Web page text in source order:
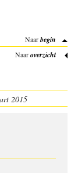
Naarbegin
Naaroverzicht
2015